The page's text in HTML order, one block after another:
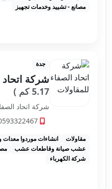
مصانع - تشييد وخدمات تجهيز
جدة
شركة اتحاد
5.17 كم )
شركة اتحاد
مقاولات
انشاءات موردوا معدات
عشب صيانة وقاطعات عشب
شركة الكهرباء